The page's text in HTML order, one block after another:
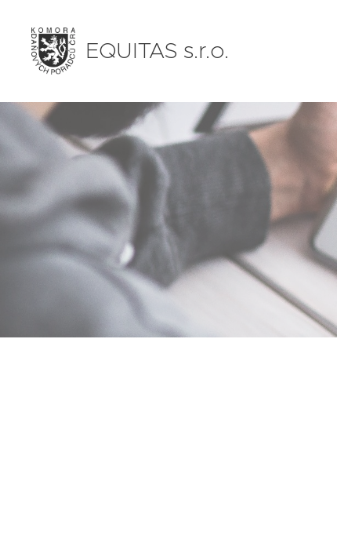
EQUITAS s.r.o.